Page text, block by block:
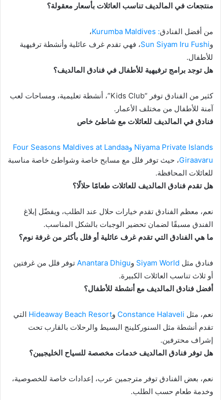
منتجعات في المالديف تناسب العائلات بأسعار معقولة؟
من أفضل الفنادق: Kurumba Maldives
،
وSun Siyam Iru Fushi، فهي تقدم غرف عائلية وأنشطة ترفيهية
للأطفال.
هل توجد برامج ترفيهية للأطفال في فنادق المالديف؟
كثير من الفنادق توفر “Kids Club”، أنشطة تعليمية، ومساحات لعب
آمنة للأطفال من مختلف الأعمار.
فنادق في المالديف للعائلات مع شاطئ خاص
Niyama Private Islands
وFour Seasons Maldives at Landaa
Giraavaru، حيث توفر فلل مع مسابح خاصة وشواطئ خاصة مناسبة
للعائلات المحافظة.
هل تقدم فنادق المالديف للعائلات طعامًا حلالًا؟
نعم، معظم الفنادق تقدم خيارات حلال عند الطلب، ويفضّل إبلاغ
الفندق مسبقًا لضمان تحضير الوجبات بالشكل المناسب.
ما هي الفنادق التي تقدم غرف عائلية أو فلل بأكثر من غرفة نوم؟
فنادق مثل Siyam World وAnantara Dhigu توفر فلل من غرفتين
أو ثلاث تناسب العائلات الكبيرة.
أفضل فنادق المالديف مع أنشطة للأطفال؟
نعم، مثل Constance Halaveli وHideaway Beach Resort التي
تقدم أنشطة مثل السنوركلينج البسيط والرحلات بالقارب تحت
إشراف محترفين.
هل توفر فنادق المالديف خدمات مخصصة للسياح الخليجيين؟
نعم، بعض الفنادق توفر مترجمين عرب، إعدادات خاصة للخصوصية،
وخدمة طعام حسب الطلب.